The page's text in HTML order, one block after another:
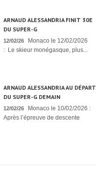
ARNAUD ALESSANDRIA FINIT 30E
DU SUPER-G
12/02/26
Monaco le 12/02/2026
: Le skieur monégasque, plus...
ARNAUD ALESSANDRIA AU DÉPART
DU SUPER-G DEMAIN
12/02/26
Monaco le 10/02/2026 :
Après l’épreuve de descente